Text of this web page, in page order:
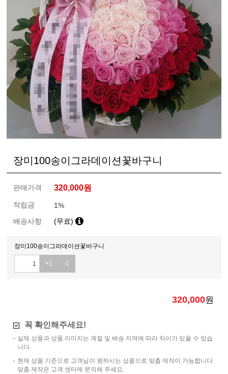
장미100송이그라데이션꽃바구니
판매가격 320,000원
적립금
1%
배송사항
(무료)
장미100송이그라데이션꽃바구니
+1 -1
320,000원
꼭 확인해주세요!
실제 상품과 상품 이미지는 계절 및 배송 지역에 따라 차이가 있을 수 있습
니다.
현재 상품 기준으로 고객님이 원하시는 상품으로 맞춤 제작이 가능합니다.
맞춤 제작은 고객 센터에 문의해 주세요.